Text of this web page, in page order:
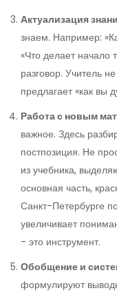
Актуализация
знаем. Например:
«Что делает начало
разговор. Учитель
предлагает «как вы
Работа с новым
важное. Здесь
постпозиция. Не
из учебника,
основная часть,
Санкт-Петербурге
увеличивает
- это инструмент.
Обобщение и
формулируют